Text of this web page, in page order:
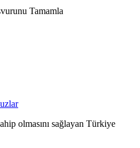
Tamamla
olmasını sağlayan Türkiye